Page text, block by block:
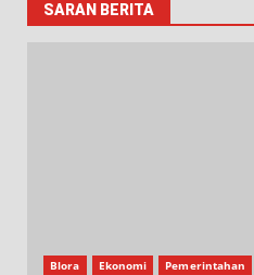
SARAN BERITA
Blora Ekonomi Pemerintahan